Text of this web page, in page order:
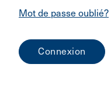
Mot de passe oublié?